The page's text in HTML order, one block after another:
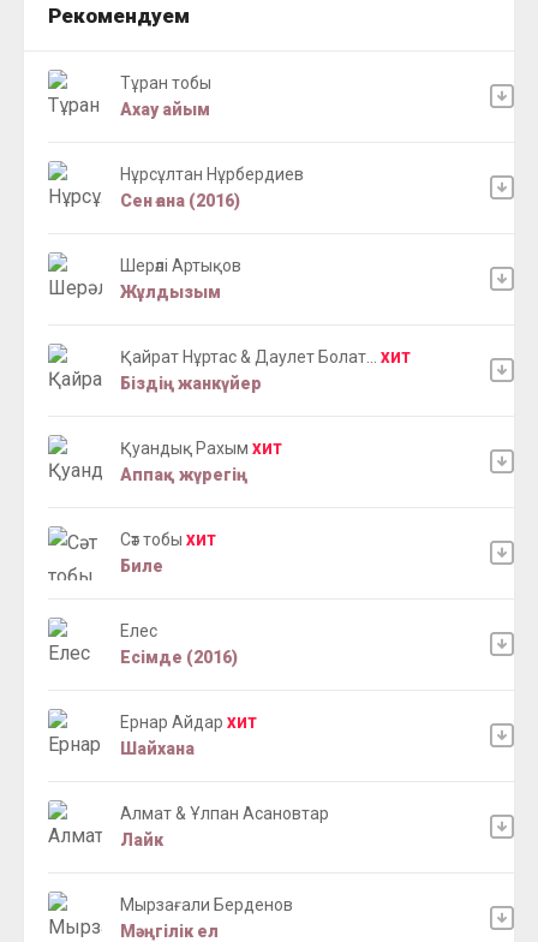
Рекомендуем
Тұран тобы
Ахау айым
Нұрсұлтан Нұрбердиев
Сен ғана (2016)
Шерәлі Артықов
Жұлдызым
Қайрат Нұртас & Даулет Болат... ХИТ
Біздің жанкүйер
Қуандық Рахым ХИТ
Аппақ жүрегің
Сәт тобы ХИТ
Биле
Елес
Есімде (2016)
Ернар Айдар ХИТ
Шайхана
Алмат & Ұлпан Асановтар
Лайк
Мырзағали Берденов
Мәңгілік ел